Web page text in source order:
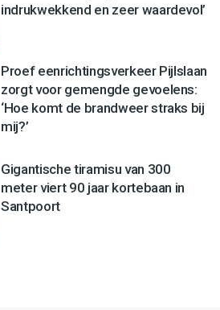
indrukwekkend en zeer waardevol’
Proef eenrichtingsverkeer Pijlslaan
zorgt voor gemengde gevoelens:
‘Hoe komt de brandweer straks bij
mij?’
Gigantische tiramisu van 300
meter viert 90 jaar kortebaan in
Santpoort